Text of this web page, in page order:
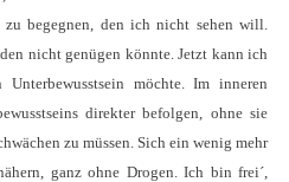
begegnen, den ich nicht sehen will.
nicht genügen könnte. Jetzt kann ich
möchte. Im inneren
direkter befolgen, ohne sie
zu müssen. Sich ein wenig mehr
ganz ohne Drogen. Ich bin frei´,